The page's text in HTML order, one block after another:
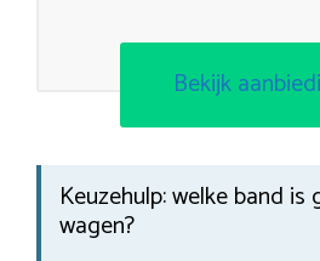
Bekijk
Keuzehulp: welke band
wagen?